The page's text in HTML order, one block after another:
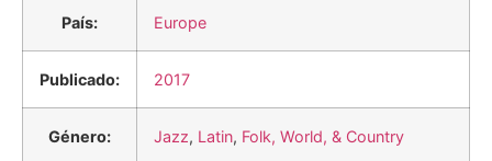
País: Europe
Publicado: 2017
Género: Jazz, Latin, Folk, World, & Country